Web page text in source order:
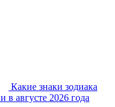
Какие знаки зодиака
августе 2026 года